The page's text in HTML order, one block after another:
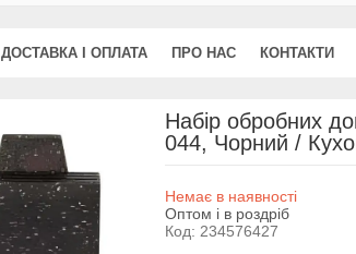
ДОСТАВКА І ОПЛАТА ПРО НАС КОНТАКТИ
Набір обробних
044, Чорний /
Немає в наявності
Оптом і в роздріб
Код: 234576427